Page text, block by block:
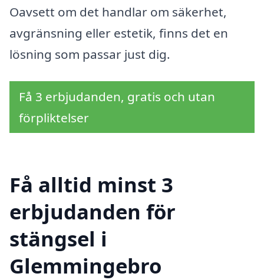
Oavsett om det handlar om säkerhet,
avgränsning eller estetik, finns det en
lösning som passar just dig.
Få 3 erbjudanden, gratis och utan
förpliktelser
Få alltid minst 3
erbjudanden för
stängsel i
Glemmingebro